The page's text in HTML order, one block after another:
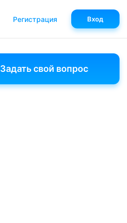
Задать свой вопрос
Регистрация Вход